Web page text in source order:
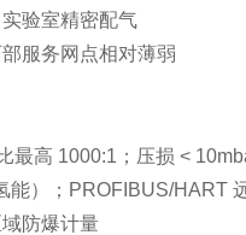
验室精密配气
服务网点相对薄弱
最高 1000:1；压损 <
能）；PROFIBUS/HART
防爆计量